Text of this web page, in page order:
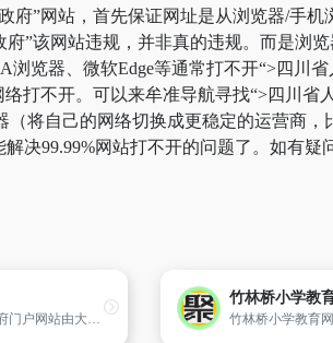
府”网站，首先保证网址是从浏览器/手机
”该网站违规，并非真的违规。而是浏
览器、微软Edge等通常打不开“>四川
不开。可以来牟准导航寻找“>四川省
将自己的网络切换成更稳定的运营商
决99.99%网站打不开的问题了。如有疑
“中国黑龙江&#183;大兴安岭”政府门户网站由大兴安岭行林办主办,行林办计算机网络中心负责维护、管理,其它政府各部门及县区政府提供内容保障。
竹林桥小学教